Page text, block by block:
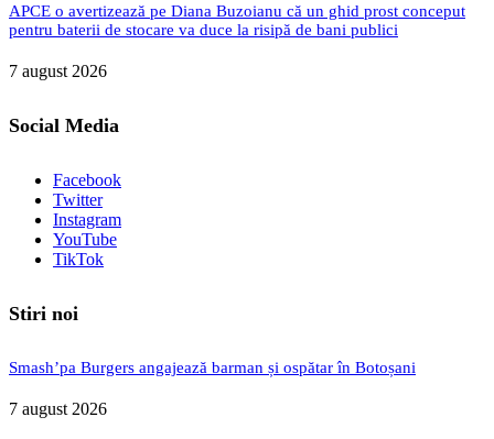
APCE o avertizează pe Diana Buzoianu că un ghid prost conceput
pentru baterii de stocare va duce la risipă de bani publici
7 august 2026
Social Media
Facebook
Twitter
Instagram
YouTube
TikTok
Stiri noi
Smash’pa Burgers angajează barman și ospătar în Botoșani
7 august 2026